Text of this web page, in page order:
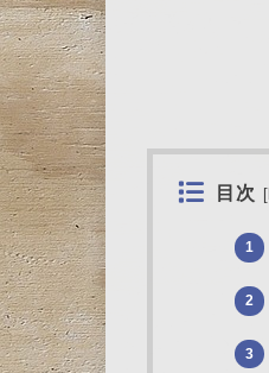
目次 [
1
2
3